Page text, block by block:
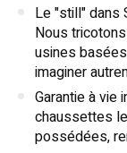
Le "still" dans
Nous
usines
imaginer
Garantie à vie
chaussettes
possédées,